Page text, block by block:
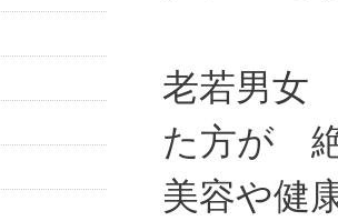
老若男女
た方が
美容や健